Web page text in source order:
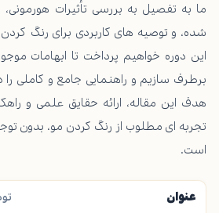
ما به تفصیل به بررسی تأثیرات
شده، و توصیه های کاربردی برای رنگ
این دوره خواهیم پرداخت تا ابهامات
برطرف سازیم و راهنمایی جامع و کاملی را
هدف این مقاله، ارائه حقایق علمی و
تجربه ای مطلوب از رنگ کردن مو، بدون
است.
عنوان